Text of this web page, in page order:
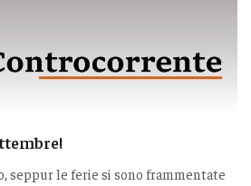
seppur le ferie si sono frammentate